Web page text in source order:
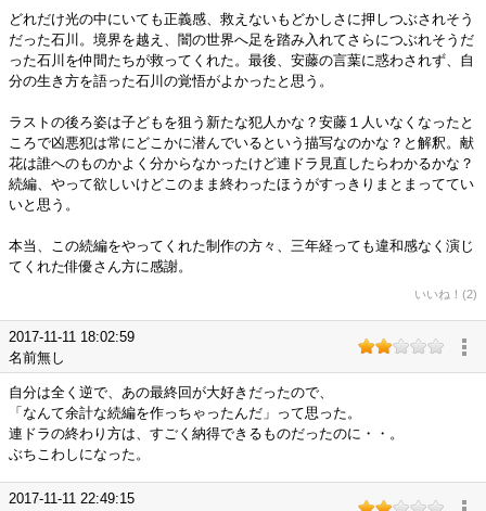
どれだけ光の中にいても正義感、救えないもどかしさに押しつぶされそう
だった石川。境界を越え、闇の世界へ足を踏み入れてさらにつぶれそうだ
った石川を仲間たちが救ってくれた。最後、安藤の言葉に惑わされず、自
分の生き方を語った石川の覚悟がよかったと思う。
ラストの後ろ姿は子どもを狙う新たな犯人かな？安藤１人いなくなったと
ころで凶悪犯は常にどこかに潜んでいるという描写なのかな？と解釈。献
花は誰へのものかよく分からなかったけど連ドラ見直したらわかるかな？
続編、やって欲しいけどこのまま終わったほうがすっきりまとまっててい
いと思う。
本当、この続編をやってくれた制作の方々、三年経っても違和感なく演じ
てくれた俳優さん方に感謝。
いいね！(2)
2017-11-11 18:02:59
名前無し
自分は全く逆で、あの最終回が大好きだったので、
「なんて余計な続編を作っちゃったんだ」って思った。
連ドラの終わり方は、すごく納得できるものだったのに・・。
ぶちこわしになった。
2017-11-11 22:49:15